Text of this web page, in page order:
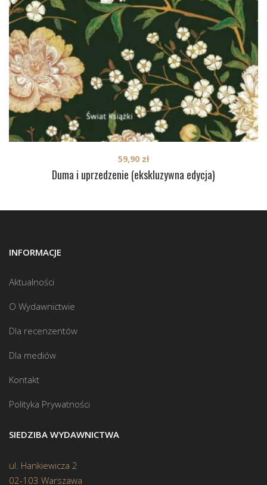
Duma i uprzedzenie (ekskluzywna edycja)
59,90 zł
INFORMACJE
Aktualności
O Wydawnictwie
Dla recenzentów
Dla mediów
Kontakt
Polityka Prywatności
SIEDZIBA WYDAWNICTWA
ul. Hankiewicza 2
02-103 Warszawa